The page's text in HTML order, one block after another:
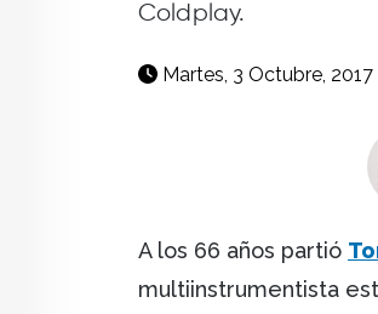
Coldplay.
Martes, 3 Octubre, 2017
A los 66 años partió
multiinstrumentista